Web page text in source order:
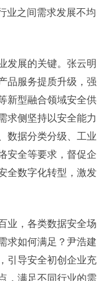
业之间需求发展不均
展的关键。张云明
品服务提质升级，强
新型融合领域安全供
求侧坚持以安全能力
数据分类分级、工业
安全等要求，督促企
全数字化转型，激发
，各类数据安全场
求如何满足？尹浩建
引导安全初创企业充
，满足不同行业的需